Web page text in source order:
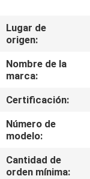
VIAJE
DE
LA
FÁBRICA
CONTROL
DE
CALIDAD
Lugar de
origen:
Nombre de la
marca:
Certificación:
Número de
modelo:
Cantidad de
orden mínima: